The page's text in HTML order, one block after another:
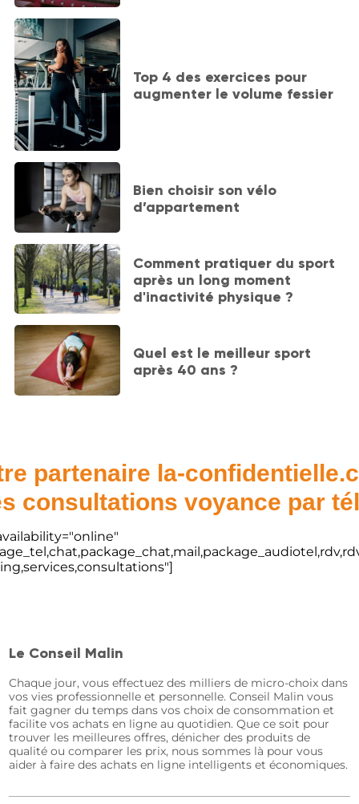
Top 4 des exercices pour
augmenter le volume fessier
Bien choisir son vélo
d’appartement
Comment pratiquer du sport
après un long moment
d'inactivité physique ?
Quel est le meilleur sport
après 40 ans ?
partenaire la-
consultations voyance par
Le Conseil Malin
Chaque jour, vous effectuez des milliers de micro-choix dans
vos vies professionnelle et personnelle. Conseil Malin vous
fait gagner du temps dans vos choix de consommation et
facilite vos achats en ligne au quotidien. Que ce soit pour
trouver les meilleures offres, dénicher des produits de
qualité ou comparer les prix, nous sommes là pour vous
aider à faire des achats en ligne intelligents et économiques.